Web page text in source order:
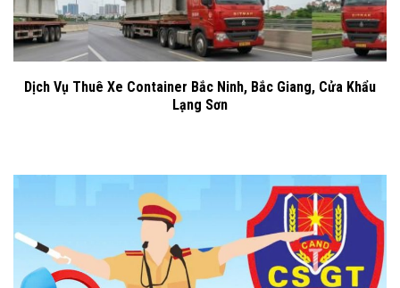
Dịch Vụ Thuê Xe Container Bắc Ninh, Bắc Giang, Cửa Khẩu
Lạng Sơn